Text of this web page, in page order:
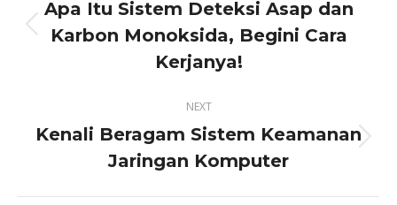
Previous
post:
Apa Itu Sistem Deteksi Asap dan
Karbon Monoksida, Begini Cara
Kerjanya!
NEXT
Next
post:
Kenali Beragam Sistem Keamanan
Jaringan Komputer